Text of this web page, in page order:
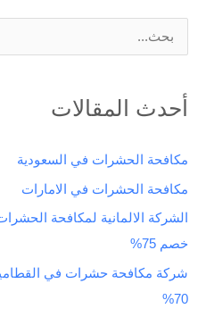
ب
ح
ن
:
أحدث المقالات
مكافحة الحشرات في السعودية
مكافحة الحشرات في الامارات
خصم 75%
70%